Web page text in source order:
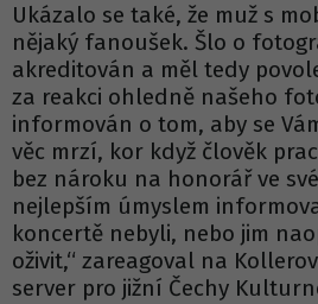
Ukázalo se také, že muž s
nějaký fanoušek. Šlo o
akreditován a měl tedy
za reakci ohledně našeho
informován o tom, aby se
věc mrzí, kor když člověk
bez nároku na honorář ve
nejlepším úmyslem
koncertě nebyli, nebo jim
oživit,“ zareagoval na
server pro jižní Čechy